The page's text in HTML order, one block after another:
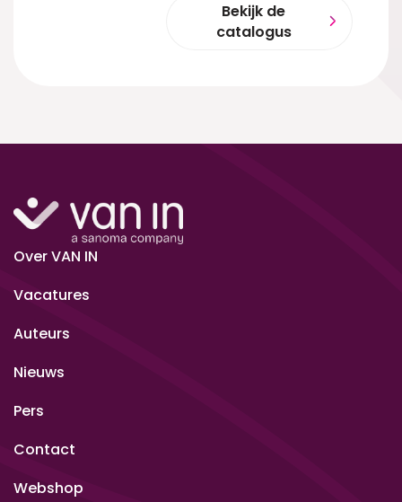
Bekijk de
catalogus
Over VAN IN
Vacatures
Auteurs
Nieuws
Pers
Contact
Webshop